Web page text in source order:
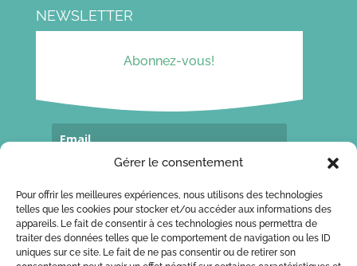
Gérer le consentement
Pour offrir les meilleures expériences, nous utilisons des technologies
telles que les cookies pour stocker et/ou accéder aux informations des
appareils. Le fait de consentir à ces technologies nous permettra de
traiter des données telles que le comportement de navigation ou les ID
uniques sur ce site. Le fait de ne pas consentir ou de retirer son
NEWSLETTER
Abonnez-vous!
CONTACT